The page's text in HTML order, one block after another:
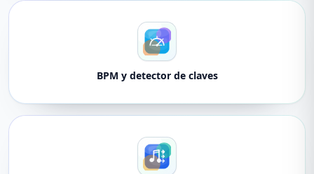
BPM y detector de claves